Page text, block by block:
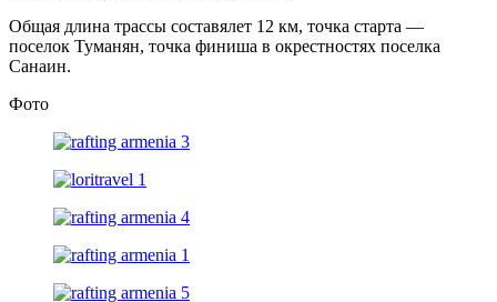
Общая длина трассы составялет 12 км, точка старта —
поселок Туманян, точка финиша в окрестностях поселка
Санаин.
Фото